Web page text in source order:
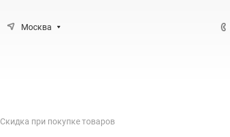
Москва
Скидка при покупке товаров